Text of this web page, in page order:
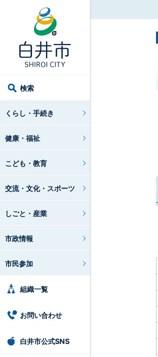
検索
くらし・手続き
健康・福祉
こども・教育
交流・文化・スポーツ
しごと・産業
市政情報
市民参加
組織一覧
お問い合わせ
白井市公式SNS